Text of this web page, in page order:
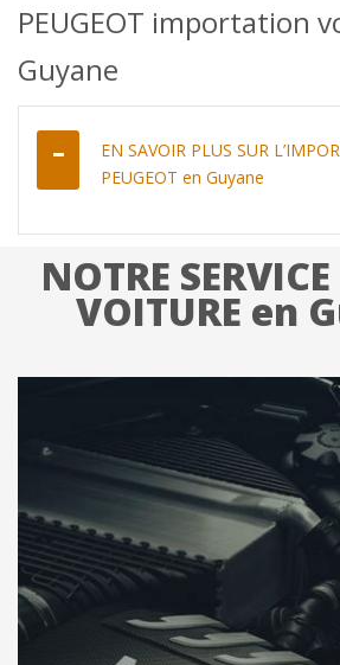
PEUGEOT importation
Guyane
EN SAVOIR PLUS SUR
PEUGEOT en Guyane
NOTRE
VOITURE en